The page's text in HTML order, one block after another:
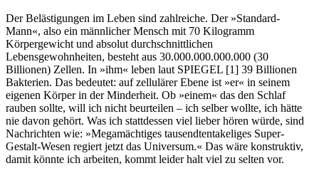
Der Belästigungen im Leben sind zahlreiche. Der »Standard-
Mann«, also ein männlicher Mensch mit 70 Kilogramm
Körpergewicht und absolut durchschnittlichen
Lebensgewohnheiten, besteht aus 30.000.000.000.000 (30
Billionen) Zellen. In »ihm« leben laut SPIEGEL [1] 39 Billionen
Bakterien. Das bedeutet: auf zellulärer Ebene ist »er« in seinem
eigenen Körper in der Minderheit. Ob »einem« das den Schlaf
rauben sollte, will ich nicht beurteilen – ich selber wollte, ich hätte
nie davon gehört. Was ich stattdessen viel lieber hören würde, sind
Nachrichten wie: »Megamächtiges tausendtentakeliges Super-
Gestalt-Wesen regiert jetzt das Universum.« Das wäre konstruktiv,
damit könnte ich arbeiten, kommt leider halt viel zu selten vor.